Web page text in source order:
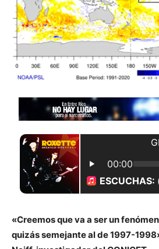
«Creemos que va a ser un
quizás semejante al de 1997-